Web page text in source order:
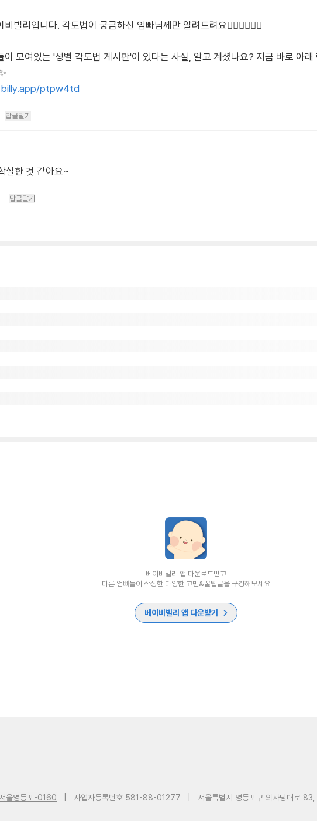
빌리입니다. 각도법이 궁금하신 엄빠님께만 알려드려요🙋🏻‍♀️🙋🏻‍♂️
이 모여있는 '성별 각도법 게시판'이 있다는 사실, 알고 계셨나요? 지금 바로 아
ptpw4td
답글달기
실한 것 같아요~
답글달기
베이비빌리 앱 다운로드받고
다른 엄빠들이 작성한 다양한 고민&꿀팁글을 구경해보세요
베이비빌리 앱 다운받기
울영등포-0160 사업자등록번호 581-88-01277
서울특별시 영등포구 의사당대로